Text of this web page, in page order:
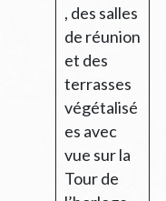
, des salles
de réunion
et des
terrasses
végétalisé
es avec
vue sur la
Tour de